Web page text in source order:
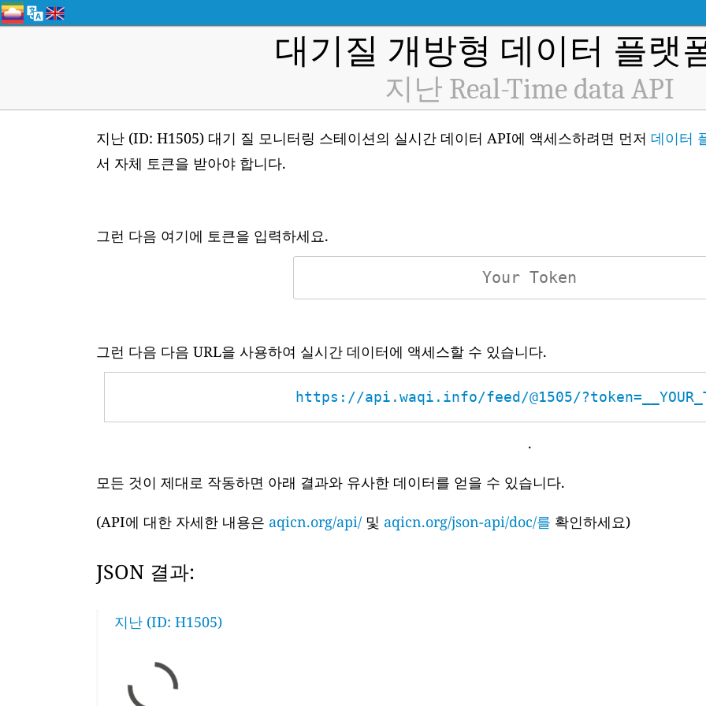
대기질 개방형 데이터 플랫
지난 Real-Time data API
지난 (ID: H1505) 대기 질 모니터링 스테이션의 실시간 데이터 API에 액세스하려면 먼저 데이터
서 자체 토큰을 받아야 합니다.
그런 다음 여기에 토큰을 입력하세요.
그런 다음 다음 URL을 사용하여 실시간 데이터에 액세스할 수 있습니다.
https://api.waqi.info/feed/@1505/
.
모든 것이 제대로 작동하면 아래 결과와 유사한 데이터를 얻을 수 있습니다.
(API에 대한 자세한 내용은 aqicn.org/api/ 및 aqicn.org/json-api/doc/를 확인하세요)
JSON 결과:
지난 (ID: H1505)